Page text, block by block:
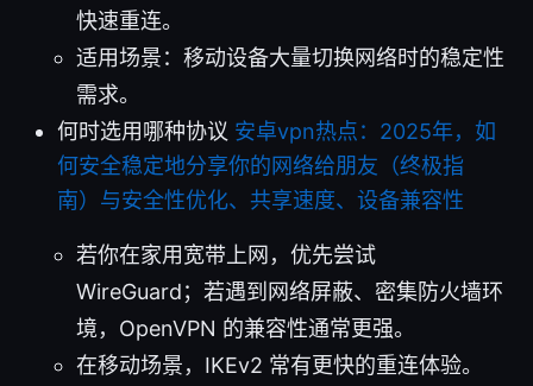
快速重连。
适用场景：移动设备大量切换网络时的稳定性
需求。
何时选用哪种协议 安卓vpn热点：2025年，如
何安全稳定地分享你的网络给朋友（终极指
南）与安全性优化、共享速度、设备兼容性
若你在家用宽带上网，优先尝试
WireGuard；若遇到网络屏蔽、密集防火墙环
境，OpenVPN 的兼容性通常更强。
在移动场景，IKEv2 常有更快的重连体验。